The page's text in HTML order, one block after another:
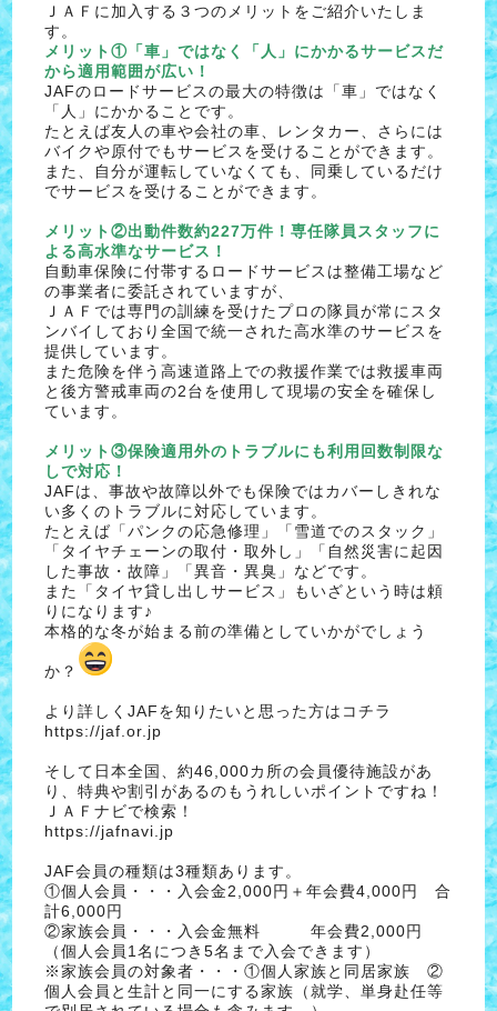
ＪＡＦに加入する３つのメリットをご紹介いたしま
す。
メリット①「車」ではなく「人」にかかるサービスだ
から適用範囲が広い！
JAFのロードサービスの最大の特徴は「車」ではなく
「人」にかかることです。
たとえば友人の車や会社の車、レンタカー、さらには
バイクや原付でもサービスを受けることができます。
また、自分が運転していなくても、同乗しているだけ
でサービスを受けることができます。
メリット②出動件数約227万件！専任隊員スタッフに
よる高水準なサービス！
自動車保険に付帯するロードサービスは整備工場など
の事業者に委託されていますが、
ＪＡＦでは専門の訓練を受けたプロの隊員が常にスタ
ンバイしており全国で統一された高水準のサービスを
提供しています。
また危険を伴う高速道路上での救援作業では救援車両
と後方警戒車両の2台を使用して現場の安全を確保し
ています。
メリット③保険適用外のトラブルにも利用回数制限な
しで対応！
JAFは、事故や故障以外でも保険ではカバーしきれな
い多くのトラブルに対応しています。
たとえば「パンクの応急修理」「雪道でのスタック」
「タイヤチェーンの取付・取外し」「自然災害に起因
した事故・故障」「異音・異臭」などです。
また「タイヤ貸し出しサービス」もいざという時は頼
りになります♪
本格的な冬が始まる前の準備としていかがでしょう
か？
より詳しくJAFを知りたいと思った方はコチラ
https://jaf.or.jp
そして日本全国、約46,000カ所の会員優待施設があ
り、特典や割引があるのもうれしいポイントですね！
ＪＡＦナビで検索！
https://jafnavi.jp
JAF会員の種類は3種類あります。
①個人会員・・・入会金2,000円＋年会費4,000円 合
計6,000円
②家族会員・・・入会金無料 年会費2,000円
（個人会員1名につき5名まで入会できます）
※家族会員の対象者・・・①個人家族と同居家族 ②
個人会員と生計と同一にする家族（就学、単身赴任等